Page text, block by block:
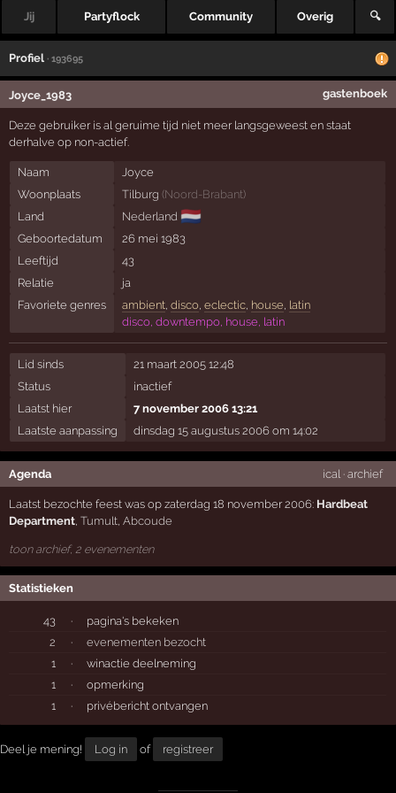
Jij Partyflock Community Overig 🔍
Profiel · 193695
Joyce_1983 gastenboek
Deze gebruiker is al geruime tijd niet meer langsgeweest en staat
derhalve op non-actief.
Naam
Joyce
Woonplaats
Tilburg (Noord-Brabant)
Land
Nederland 🇳🇱
Geboortedatum
26 mei 1983
Leeftijd
43
Relatie
ja
Favoriete genres
ambient, disco, eclectic, house latin
disco, downtempo, house, latin
Lid sinds
21 maart 2005 12:48
Status
inactief
Laatst hier
7 november 2006 13:21
Laatste aanpassing
dinsdag 15 augustus 2006 om 14:02
Agenda ical · archief
Laatst bezochte feest was op zaterdag 18 november 2006: Hardbeat
Department,Tumult,Abcoude
toon archief, 2 evenementen
Statistieken
43 ·
pagina's bekeken
2
·
evenementen bezocht
1
·
winactie deelneming
1
·
opmerking
1
· privébericht ontvangen
Deel je mening! Log in of registreer